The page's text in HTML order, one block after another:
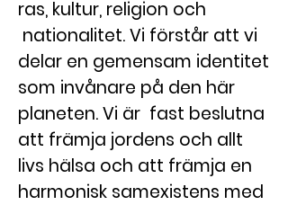
ras, kultur, religion och
nationalitet. Vi förstår att vi
delar en gemensam identitet
som invånare på den här
planeten. Vi är fast beslutna
att främja jordens och allt
livs hälsa och att främja en
harmonisk samexistens med